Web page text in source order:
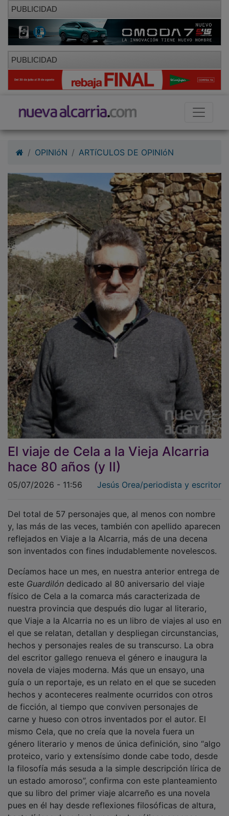
PUBLICIDAD
PUBLICIDAD
El viaje de Cela a la Vieja Alcarria
hace 80 años (y II)
Jesús Orea/periodista y escritor
y, las más de las veces, también con apellido aparecen
reflejados en Viaje a la Alcarria, más de una decena
son inventados con fines indudablemente novelescos.
esteGuardilóndedicado al 80 aniversario del viaje
físico de Cela a la comarca más caracterizada de
nuestra provincia que después dio lugar al literario,
que Viaje a la Alcarria no es un libro de viajes al uso en
el que se relatan, detallan y despliegan circunstancias,
hechos y personajes reales de su transcurso. La obra
del escritor gallego renueva el género e inaugura la
novela de viajes moderna. Más que un ensayo, una
guía o un reportaje, es un relato en el que se suceden
hechos y aconteceres realmente ocurridos con otros
de ficción, al tiempo que conviven personajes de
carne y hueso con otros inventados por el autor. El
mismo Cela, que no creía que la novela fuera un
género literario y menos de única definición, sino “algo
proteico, vario y extensísimo donde cabe todo, desde
la filosofía más sesuda a la simple descripción lírica de
un estado amoroso”, confirma con este planteamiento
que su libro del primer viaje alcarreño es una novela
pues en él hay desde reflexiones filosóficas de altura,
hasta líricas descripciones de bucólicas escenas